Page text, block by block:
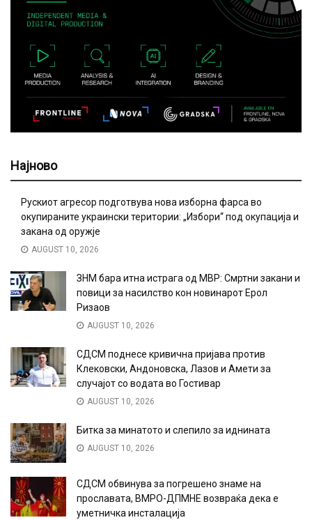
Најново
Рускиот агресор подготвува нова изборна фарса во
окупираните украински територии: „Избори“ под окупација и
закана од оружје
AUGUST 10, 2026
ЗНМ бара итна истрага од МВР: Смртни закани и
повици за насилство кон новинарот Ерол
Ризаов
AUGUST 10, 2026
СДСМ поднесе кривична пријава против
Клековски, Андоновска, Лазов и Амети за
случајот со водата во Гостивар
AUGUST 10, 2026
Битка за минатото и слепило за иднината
AUGUST 10, 2026
СДСМ обвинува за погрешено знаме на
прославата, ВМРО-ДПМНЕ возвраќа дека е
уметничка инсталација